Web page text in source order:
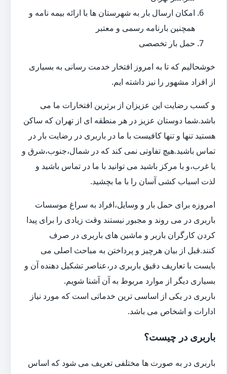
امکان ارسال بار به شهرستان ها با ارائه بیمه نامه و
همچنین بارنامه رسمی و معتبر
حمل بار تخصصی
خوشحالیم که تا به امروز افتخار خدمت رسانی به بسیاری
از افراد مشهور را نیز داشته ایم.
و کسب رضایت این عزیزان از برترین افتخارات ما می
باشد.شما دوستان عزیز در هر منطقه ای از تهران که ساکن
هستید تنها و تنها کافیست با ما در باربری در رضایت بار در
تماس باشید.هیچ تفاوتی نمی کند که در شمال،جنوب،شرق و
یا غرب،و با مرکز باشید می توانید با ما در تماس باشید و
لذت اسباب کشی آسان را با ما بچشید.
امروزه برای حمل بار و وسایل،افراد به سراغ موسسات
باربری در می روند و مجبور نیستند وقت زیادی را برای پیدا
کردن کارگران باربر و ماشین های باربری در صرف
کنند.قبل از بیان هرچیز و پرداختن به مباحث اصلی می
بایست با تعاریف دقیق باربری در،عناصر تشکیل دهنده آن و
بسیاری دیگر از موارد مربوط به آن آشنا شویم.
باربری در یکی از اساسی ترین خدماتی است که مورد نیاز
ادارات و اشخاص می باشد.
باربری در چیست؟
باربری در به صورت ها مختلفی تعریف می شود که اساس